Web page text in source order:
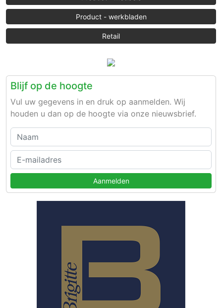
Product - werkbladen
Retail
Blijf op de hoogte
Vul uw gegevens in en druk op aanmelden. Wij
houden u dan op de hoogte via onze nieuwsbrief.
Aanmelden